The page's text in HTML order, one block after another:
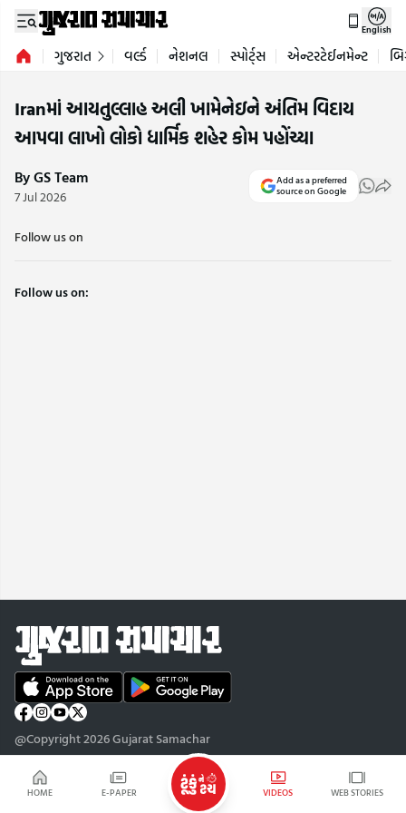
HOME E-PAPER VIDEOS WEB STORIES
English
ગુજરાત વર્લ્ડ નેશનલ સ્પોર્ટ્સ એન્ટરટેઈનમેન્ટ
Iranમાં આયતુલ્લાહ અલી ખામેનેઇને અંતિમ વિદાય
આપવા લાખો લોકો ધાર્મિક શહેર કોમ પહોંચ્યા
By GS Team
7 Jul 2026
Add as a preferred
source on Google
Follow us on
Follow us on:
@Copyright 2026 Gujarat Samachar